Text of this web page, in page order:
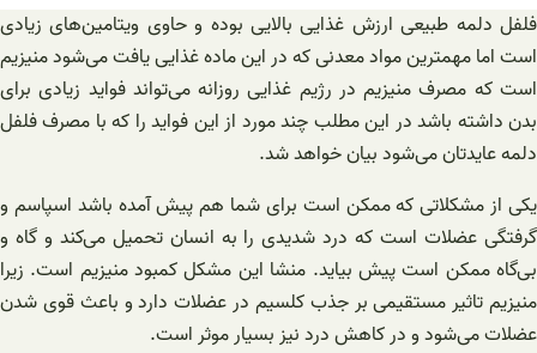
فلفل دلمه طبیعی ارزش غذایی بالایی بوده و حاوی ویتامین‌های زیادی
است اما مهمترین مواد معدنی که در این ماده غذایی یافت می‌شود منیزیم
است که مصرف منیزیم در رژیم غذایی روزانه می‌تواند فواید زیادی برای
بدن داشته باشد در این مطلب چند مورد از این فواید را که با مصرف فلفل
دلمه عایدتان می‌شود بیان خواهد شد.
یکی از مشکلاتی که ممکن است برای شما هم پیش آمده باشد اسپاسم و
گرفتگی عضلات است که درد شدیدی را به انسان تحمیل می‌کند و گاه و
بی‌گاه ممکن است پیش بیاید. منشا این مشکل کمبود منیزیم است. زیرا
منیزیم تاثیر مستقیمی بر جذب کلسیم در عضلات دارد و باعث قوی شدن
عضلات می‌شود و در کاهش درد نیز بسیار موثر است.